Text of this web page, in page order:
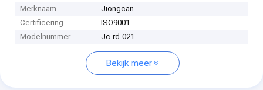
Merknaam
Jiongcan
Certificering
ISO9001
Modelnummer
Jc-rd-021
Bekijk meer